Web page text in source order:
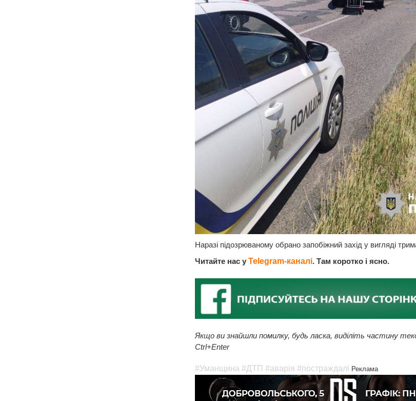
Наразі підозрюваному обрано запобіжний захід у вигляді
Читайте нас у Telegram-каналі. Там коротко і ясно.
Якщо ви знайшли помилку, будь ласка, виділіть частину
Ctrl+Enter
#Уманщина #ДТП #аварія #постраждалі Реклама